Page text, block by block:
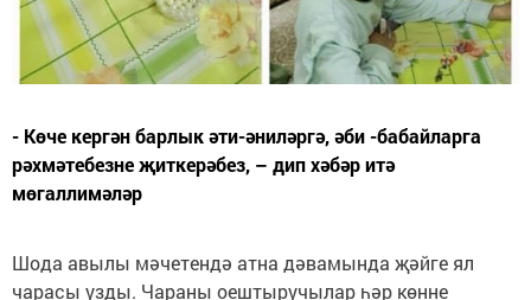
- Көче кергән барлык әти-әниләргә, әби -бабайларга
рәхмәтебезне җиткерәбез, – дип хәбәр итә
мөгаллимәләр
Шода авылы мәчетендә атна дәвамында җәйге ял
чарасы узды. Чараны оештыручылар һәр көнне